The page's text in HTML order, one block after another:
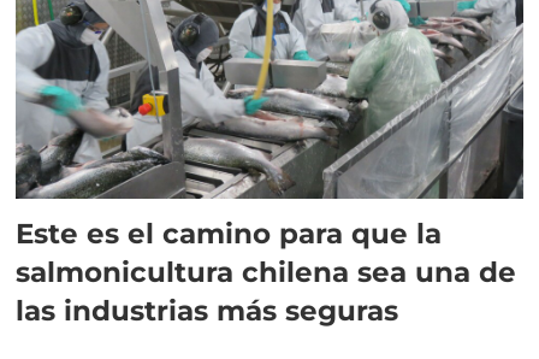
Este es el camino para que la
salmonicultura chilena sea una de
las industrias más seguras